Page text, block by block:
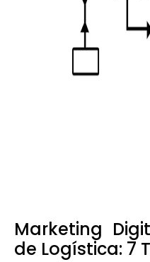
Marketing
de Logística: 7